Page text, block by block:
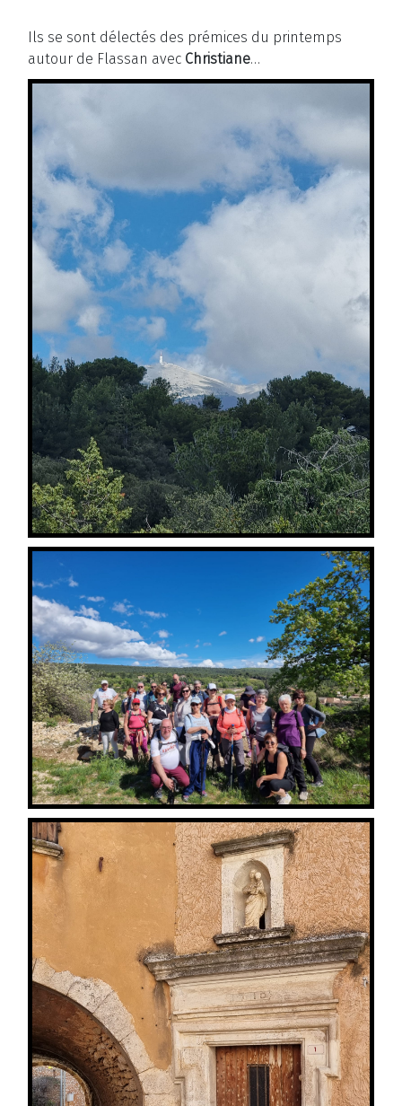
Ils se sont délectés des prémices du printemps
autour de Flassan avec Christiane…